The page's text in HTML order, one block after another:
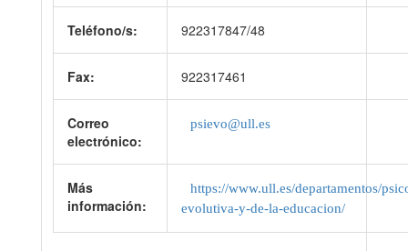
Teléfono/s: 922317847/48
Fax: 922317461
Correo
electrónico:
psievo@ull.es
Más
información:
https://www.ull.es/departamentos/
evolutiva-y-de-la-educacion/